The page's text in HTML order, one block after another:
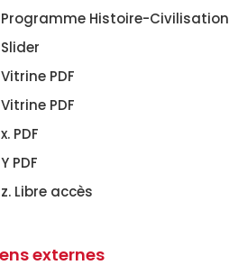
Programme Histoire-Civilisation
Slider
Vitrine PDF
Vitrine PDF
x. PDF
Y PDF
z. Libre accès
externes